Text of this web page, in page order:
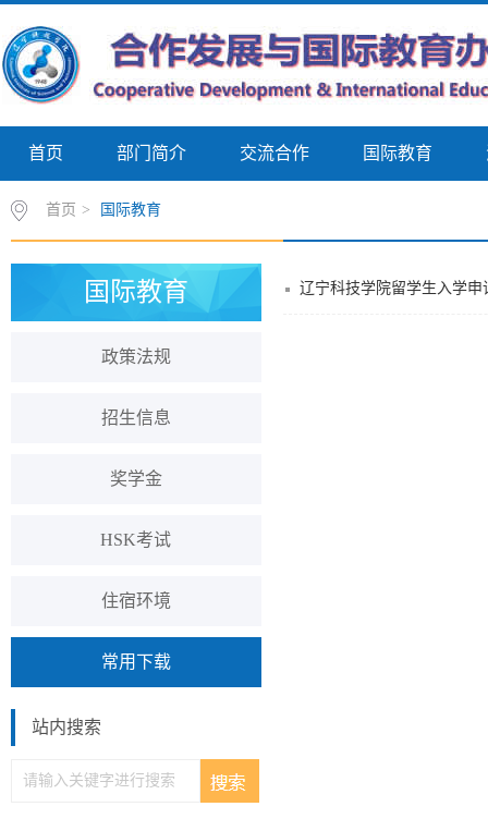
首页 部门简介 交流合作 国际教育
首页 > 国际教育
国际教育
政策法规
招生信息
奖学金
HSK考试
住宿环境
常用下载
站内搜索
辽宁科技学院留学生入学申